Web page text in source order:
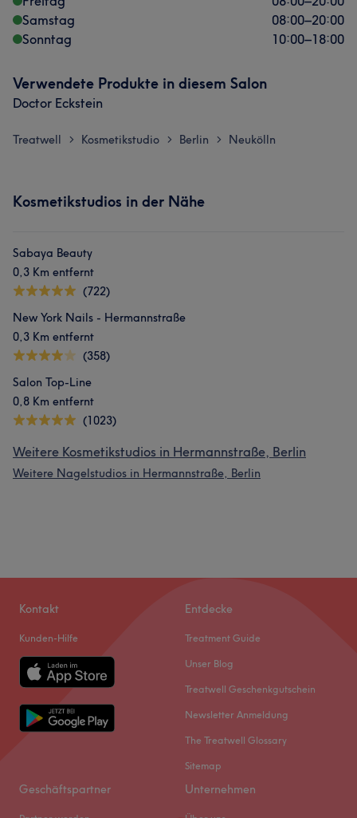
Samstag
08:00–20:00
Sonntag
10:00–18:00
Verwendete Produkte in diesem Salon
Doctor Eckstein
Treatwell > Kosmetikstudio > Berlin > Neukölln
Kosmetikstudios in der Nähe
Sabaya Beauty
0,3 Km entfernt
(722)
New York Nails - Hermannstraße
0,3 Km entfernt
(358)
Salon Top-Line
0,8 Km entfernt
(1023)
Weitere Kosmetikstudios in Hermannstraße, Berlin
Weitere Nagelstudios in Hermannstraße, Berlin
Kontakt
Kunden-Hilfe
Entdecke
Treatment Guide
Unser Blog
Treatwell Geschenkgutschein
Newsletter Anmeldung
The Treatwell Glossary
Sitemap
Geschäftspartner Unternehmen